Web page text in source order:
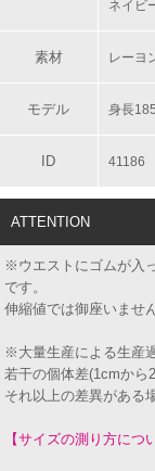
ネイビ
素材 レーヨ
モデル 身長
ID 41186
ATTENTION
※ウエストにゴムが入
です。
伸縮値では御座いませ
※大量生産による生産
若干の個体差(1cmから
それ以上の差異がある
【サイズの測り方につ